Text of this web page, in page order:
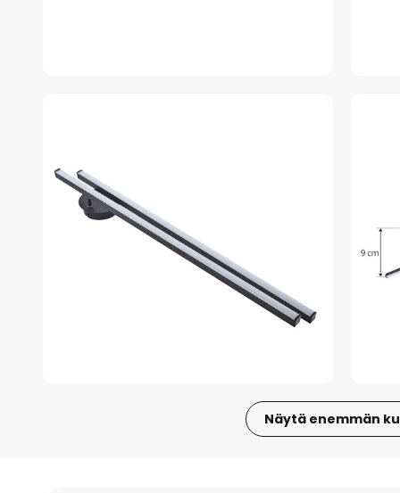
Näytä enemmän